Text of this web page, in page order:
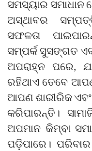
ସମସ୍ୟାର ସମାଧାନ
ଅସ୍ଥାବର
ସଫଳତା
ସମ୍ପର୍କ ସୁସଙ୍ଗତ
ଅପରାହ୍ନ ପରେ,
ରହିଥାଏ ତେବେ
ଆପଣ ଶାରୀରିକ
କରିପାରନ୍ତି।
ଅପମାନ କିମ୍ବା
ପଡ଼ିପାରେ।